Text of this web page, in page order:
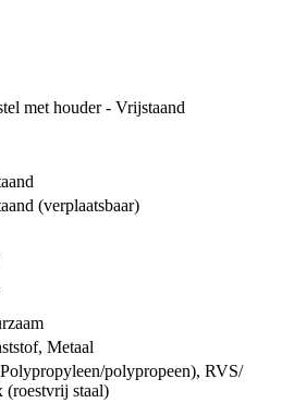
met houder - Vrijstaand
(verplaatsbaar)
, Metaal
polypropeen), RVS/
(roestvrij staal)